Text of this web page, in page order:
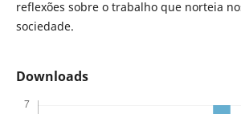
reflexões sobre o trabalho que norteia
sociedade.
Downloads